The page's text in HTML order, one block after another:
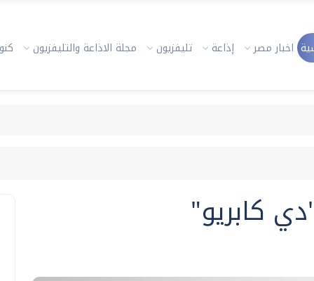
اخبار مصر إذاعة تليفزيون مجلة الاذاعة والتليفزيون
كابريو"